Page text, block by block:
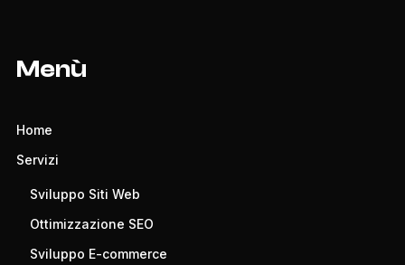
Menù
Home
Servizi
Sviluppo Siti Web
Ottimizzazione SEO
Sviluppo E-commerce